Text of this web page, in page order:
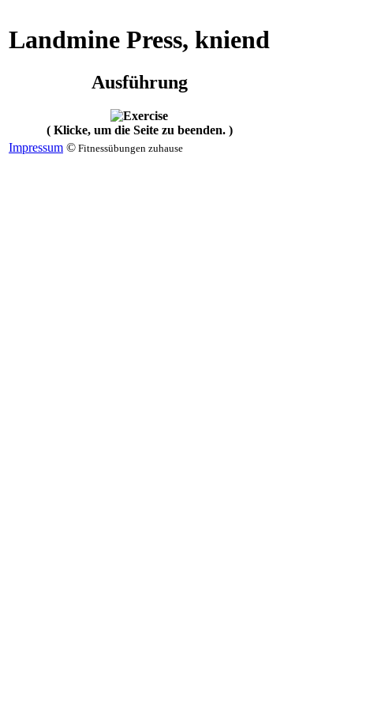
Landmine Press, kniend
Ausführung
( Klicke, um die Seite zu beenden. )
Impressum © Fitnessübungen zuhause